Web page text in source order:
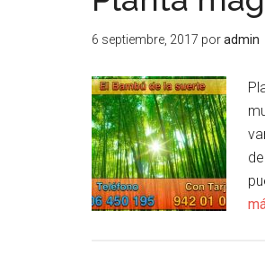
6 septiembre, 2017 poradmin